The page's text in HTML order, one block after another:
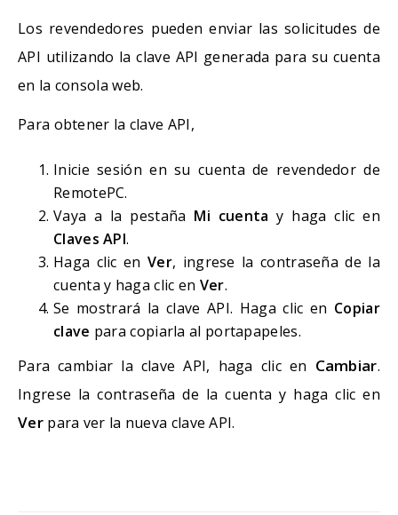
Los revendedores pueden enviar las solicitudes de
API utilizando la clave API generada para su cuenta
en la consola web.
Para obtener la clave API,
Inicie sesión en su cuenta de revendedor de
RemotePC.
Vaya a la pestaña Mi cuenta y haga clic en
Claves API.
Haga clic enVer, ingrese la contraseña de la
cuenta y haga clic en Ver.
Se mostrará la clave API. Haga clic en Copiar
clave para copiarla al portapapeles.
Para cambiar la clave API, haga clic en Cambiar.
Ingrese la contraseña de la cuenta y haga clic en
Verpara ver la nueva clave API.